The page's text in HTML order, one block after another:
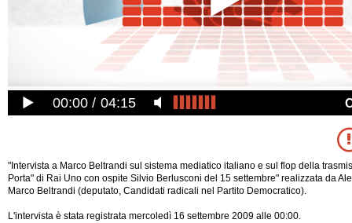
00:00 04:15
"Intervista a Marco Beltrandi sul sistema mediatico italiano e sul flop della
Porta" di Rai Uno con ospite Silvio Berlusconi del 15 settembre" realizzata da
Marco Beltrandi (deputato, Candidati radicali nel Partito Democratico).
L'intervista è stata registrata mercoledì 16 settembre 2009 alle 00:00.